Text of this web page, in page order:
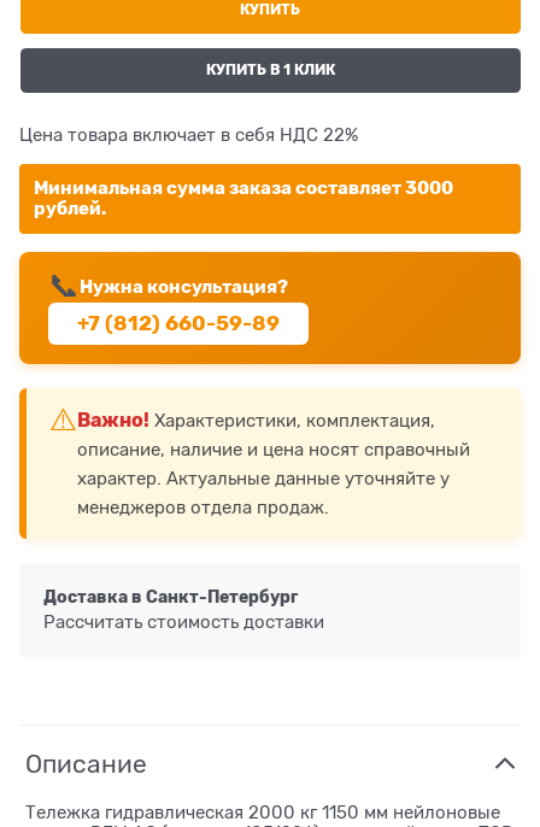
КУПИТЬ
КУПИТЬ В 1 КЛИК
Цена товара включает в себя НДС 22%
Минимальная сумма заказа составляет 3000
рублей.
📞 Нужна консультация?
+7 (812) 660-59-89
⚠️ Важно! Характеристики, комплектация,
описание, наличие и цена носят справочный
характер. Актуальные данные уточняйте у
менеджеров отдела продаж.
Доставка в Санкт-Петербург
Рассчитать стоимость доставки
Описание
Тележка гидравлическая 2000 кг 1150 мм нейлоновые